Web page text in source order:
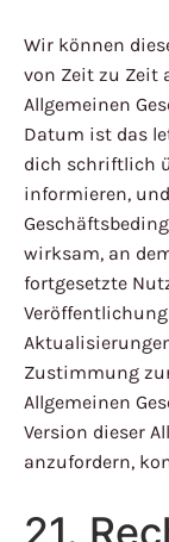
Wir können
von Zeit zu Zeit
Allgemeinen
Datum ist das
dich schriftlich
informieren,
wirksam, an
fortgesetzte
Zustimmung
Allgemeinen
Version dieser
anzufordern,
21.